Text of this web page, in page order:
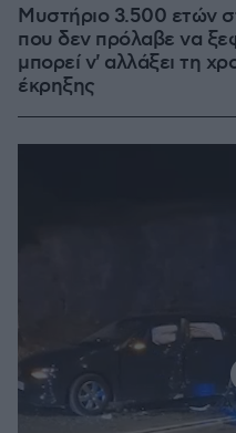
Μυστήριο 3.500 ετών
που δεν πρόλαβε να
μπορεί ν' αλλάξει τη
έκρηξης